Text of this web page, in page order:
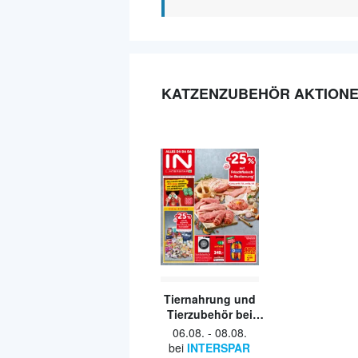
KATZENZUBEHÖR
Tiernahrung und
Tierzubehör bei
Interspa
06.08. - 08.08.
bei INTERSPAR